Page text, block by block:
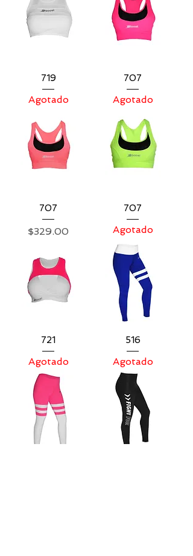
719
Agotado
707
Agotado
707
Precio
$329.00
707
Agotado
721
Agotado
516
Agotado